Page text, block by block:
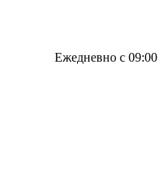
Ежедневно с 09:00